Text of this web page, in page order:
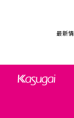
最新